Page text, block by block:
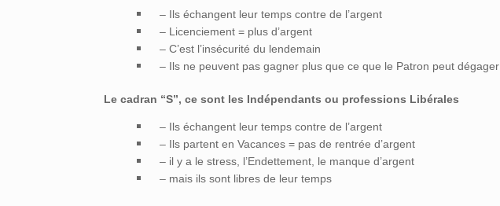
– Ils échangent leur temps contre de l’argent
– Licenciement = plus d’argent
– C’est l’insécurité du lendemain
– Ils ne peuvent pas gagner plus que ce que le Patron peut dégager
Le cadran “S”, ce sont les Indépendants ou professions Libérales
– Ils échangent leur temps contre de l’argent
– Ils partent en Vacances = pas de rentrée d’argent
– il y a le stress, l’Endettement, le manque d’argent
– mais ils sont libres de leur temps